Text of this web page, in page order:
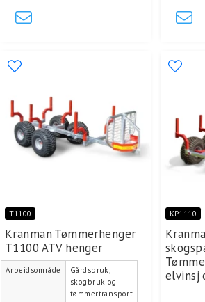
T1100
Kranman Tømmerhenger
T1100 ATV henger
Arbeidsområde
Gårdsbruk,
skogbruk og
tømmertransport
KP1110
elvinsj